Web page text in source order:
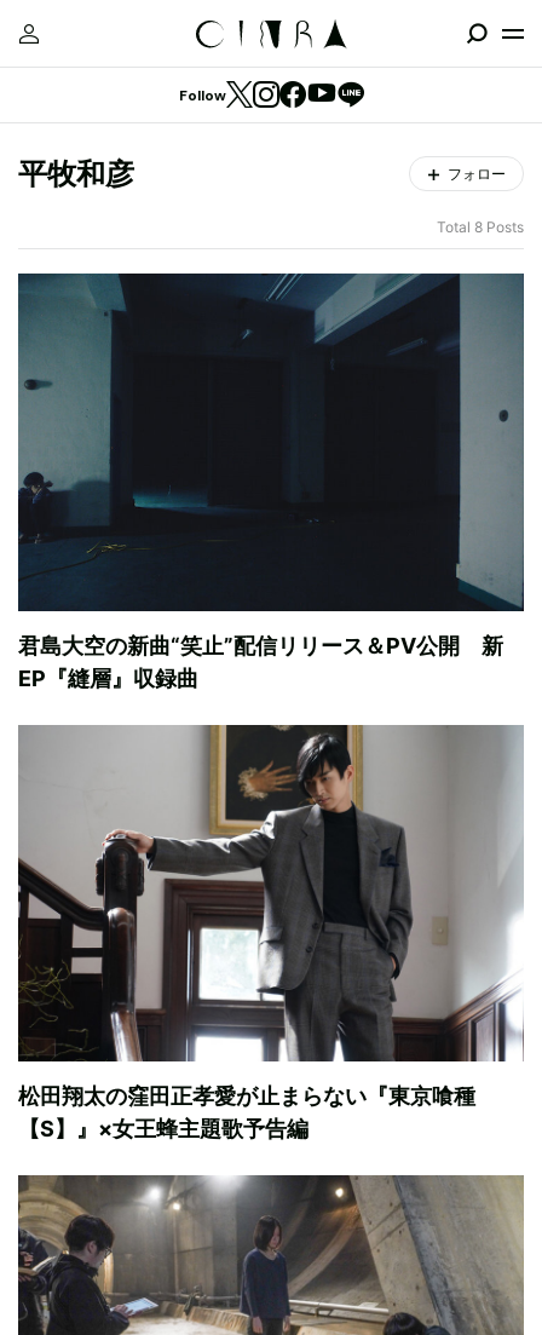
Follow
平牧和彦 フォロー
Total 8 Posts
君島大空の新曲“笑止”配信リリース＆PV公開 新
EP『縫層』収録曲
松田翔太の窪田正孝愛が止まらない『東京喰種
【S】』×女王蜂主題歌予告編